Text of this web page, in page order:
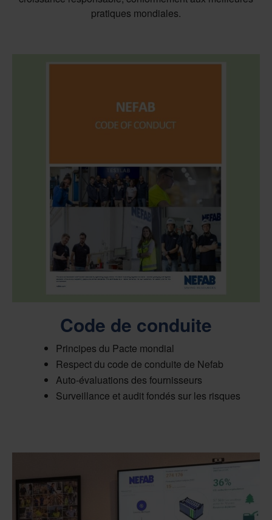
pratiques mondiales.
Code de conduite
Principes du Pacte mondial
Respect du code de conduite de Nefab
Auto-évaluations des fournisseurs
Surveillance et audit fondés sur les risques